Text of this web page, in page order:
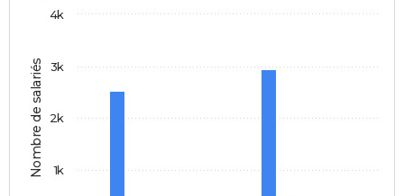
Nombre de salariés 1k
2k
3k
4k